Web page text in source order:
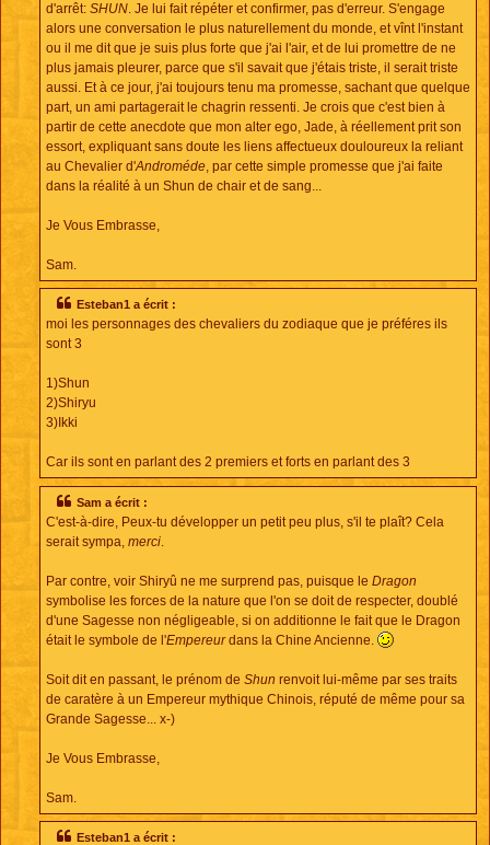
d'arrêt: SHUN. Je lui fait répéter et confirmer, pas d'erreur. S'engage
alors une conversation le plus naturellement du monde, et vînt l'instant
ou il me dit que je suis plus forte que j'ai l'air, et de lui promettre de ne
plus jamais pleurer, parce que s'il savait que j'étais triste, il serait triste
aussi. Et à ce jour, j'ai toujours tenu ma promesse, sachant que quelque
part, un ami partagerait le chagrin ressenti. Je crois que c'est bien à
partir de cette anecdote que mon alter ego, Jade, à réellement prit son
essort, expliquant sans doute les liens affectueux douloureux la reliant
au Chevalier d'Androméde, par cette simple promesse que j'ai faite
dans la réalité à un Shun de chair et de sang...
Je Vous Embrasse,
Sam.
Esteban1 a écrit :
moi les personnages des chevaliers du zodiaque que je préféres ils
sont 3
1)Shun
2)Shiryu
3)Ikki
Car ils sont en parlant des 2 premiers et forts en parlant des 3
Sam a écrit :
C'est-à-dire, Peux-tu développer un petit peu plus, s'il te plaît? Cela
serait sympa, merci
Par contre, voir Shiryû ne me surprend pas, puisque le Dragon
symbolise les forces de la nature que l'on se doit de respecter, doublé
d'une Sagesse non négligeable, si on additionne le fait que le Dragon
était le symbole de l'Empereurdans la Chine Ancienne.
Soit dit en passant, le prénom de Shun renvoit lui-même par ses traits
de caratère à un Empereur mythique Chinois, réputé de même pour sa
Grande Sagesse... x-)
Je Vous Embrasse,
Sam.
Esteban1 a écrit :